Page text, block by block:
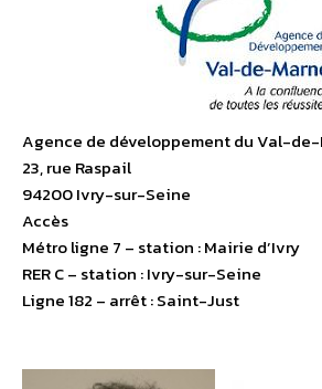
Agence de développement du Val-
23, rue Raspail
94200 Ivry-sur-Seine
Accès
Métro ligne 7 – station : Mairie d’Ivry
RER C – station : Ivry-sur-Seine
Ligne 182 – arrêt : Saint-Just